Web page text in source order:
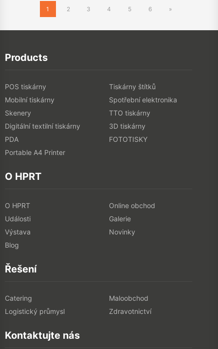
1 2 3 4 5 6 »
Products
POS tiskárny
Tiskárny štítků
Mobilní tiskárny
Spotřební elektronika
Skenery
TTO tiskárny
Digitální textilní tiskárny
3D tiskárny
PDA
FOTOTISKY
Portable A4 Printer
O HPRT
O HPRT
Online obchod
Události
Galerie
Výstava
Novinky
Blog
Řešení
Catering
Maloobchod
Logistický průmysl
Zdravotnictví
Kontaktujte nás